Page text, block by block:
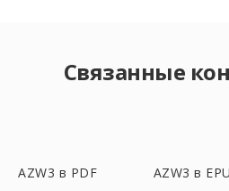
Связанные
AZW3 в PDF AZW3 в